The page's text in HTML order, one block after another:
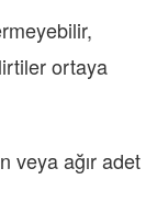
ortaya
veya ağır adet